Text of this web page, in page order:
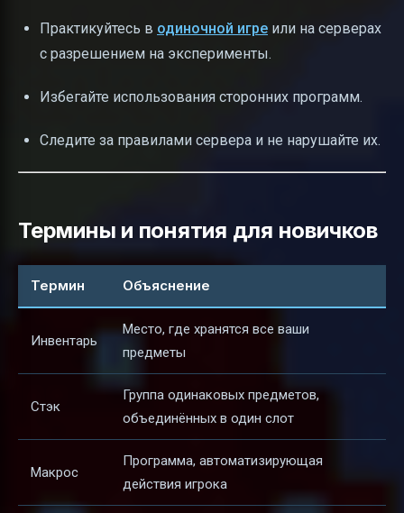
Практикуйтесь в одиночной игре или на серверах
с разрешением на эксперименты.
Избегайте использования сторонних программ.
Следите за правилами сервера и не нарушайте их.
Термины и понятия для новичков
Термин Объяснение
Инвентарь
Место, где хранятся все ваши
предметы
Стэк
Группа одинаковых предметов,
объединённых в один слот
Макрос
Программа, автоматизирующая
действия игрока